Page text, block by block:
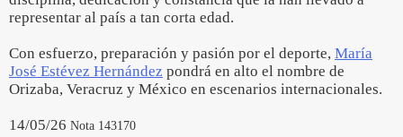
representar al país a tan corta edad.
Con esfuerzo, preparación y pasión por el deporte, María
José Estévez Hernández pondrá en alto el nombre de
Orizaba, Veracruz y México en escenarios internacionales.
14/05/26 Nota 143170